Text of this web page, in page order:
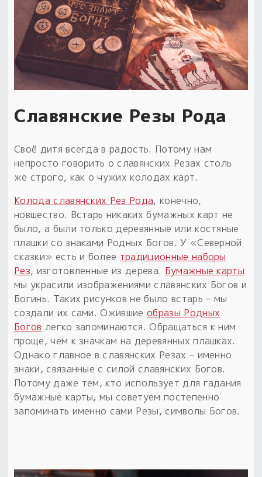
Славянские Резы Рода
Своё дитя всегда в радость. Потому нам
непросто говорить о славянских Резах столь
же строго, как о чужих колодах карт.
Колода славянских Рез Рода, конечно,
новшество. Встарь никаких бумажных карт не
было, а были только деревянные или костяные
плашки со знаками Родных Богов. У «Северной
сказки» есть и более традиционные наборы
Рез, изготовленные из дерева. Бумажные карты
мы украсили изображениями славянских Богов и
Богинь. Таких рисунков не было встарь – мы
создали их сами. Ожившие образы Родных
Богов легко запоминаются. Обращаться к ним
проще, чем к значкам на деревянных плашках.
Однако главное в славянских Резах – именно
знаки, связанные с силой славянских Богов.
Потому даже тем, кто использует для гадания
бумажные карты, мы советуем постепенно
запоминать именно сами Резы, символы Богов.